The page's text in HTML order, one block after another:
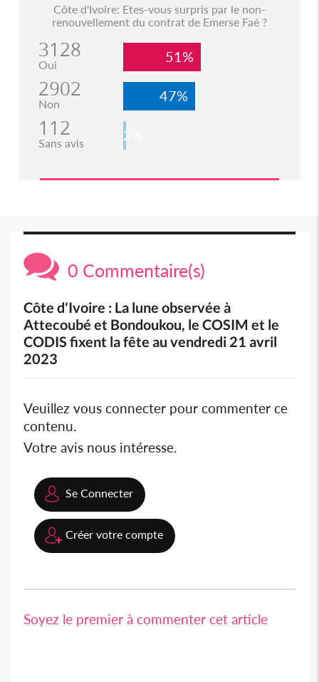
Côte d'Ivoire: Etes-vous surpris par le non-
renouvellement du contrat de Emerse Faé ?
3128
Oui 51%
2902
Non 47%
112
Sans avis 2%
0 Commentaire(s)
Côte d'Ivoire : La lune observée à
Attecoubé et Bondoukou, le COSIM et le
CODIS fixent la fête au vendredi 21 avril
2023
Veuillez vous connecter pour commenter ce
contenu.
Votre avis nous intéresse.
Se Connecter
Créer votre compte
Soyez le premier à commenter cet article